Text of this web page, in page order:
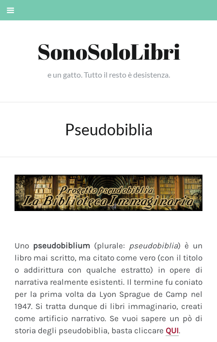
Skip
SonoSoloLibri
e un gatto. Tutto il resto è desistenza.
Pseudobiblia
Uno pseudobiblium (plurale: pseudobiblia) è un
libro mai scritto, ma citato come vero (con il titolo
o addirittura con qualche estratto) in opere di
narrativa realmente esistenti. Il termine fu coniato
per la prima volta da Lyon Sprague de Camp nel
1947. Si tratta dunque di libri immaginario, creati
come artificio narrativo. Se vuoi sapere un pò di
storia degli pseudobiblia, basta cliccare QUI.